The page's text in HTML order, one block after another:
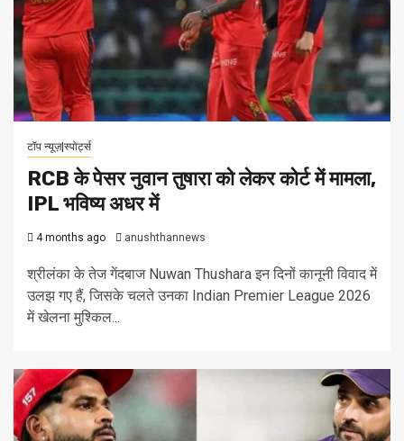
टॉप न्यूज़|स्पोर्ट्स
RCB के पेसर नुवान तुषारा को लेकर कोर्ट में मामला,
IPL भविष्य अधर में
4 months ago anushthannews
श्रीलंका के तेज गेंदबाज Nuwan Thushara इन दिनों कानूनी विवाद में
उलझ गए हैं, जिसके चलते उनका Indian Premier League 2026
में खेलना मुश्किल...